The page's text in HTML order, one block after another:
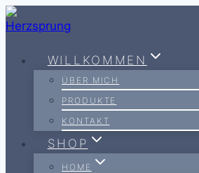
Zum
Inhalt
springen
WILLKOMMEN
ÜBER MICH
PRODUKTE
KONTAKT
SHOP
HOME